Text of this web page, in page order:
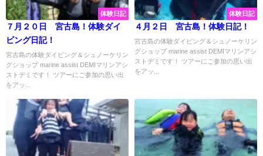
体験日記
７月２０日 宮古島！体験ダイ
ビング日記！
宮古島の体験ダイビング＆シュノーケリン
グショップ marine assist DEMIマリンアシ
ストデミです！ ツアーにご参加の思い出
をアッ...
体験日記
４月２日 宮古島！体験日記！
宮古島の体験ダイビング＆シュノーケリン
グショップ marine assist DEMIマリンアシ
ストデミです！ ツアーにご参加の思い出
をアッ...